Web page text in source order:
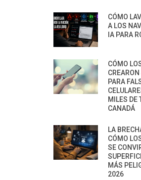
CÓMO
A LOS
IA PARA
CÓMO
PARA
MILES DE
CANADÁ
LA
CÓMO
SE
MÁS
2026